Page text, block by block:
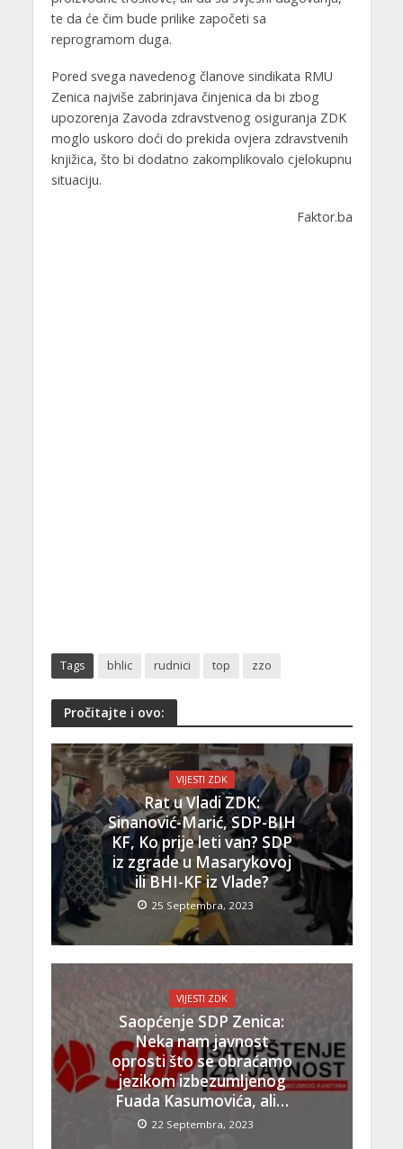
te da će čim bude prilike započeti sa
reprogramom duga.
Pored svega navedenog članove sindikata RMU
Zenica najviše zabrinjava činjenica da bi zbog
upozorenja Zavoda zdravstvenog osiguranja ZDK
moglo uskoro doći do prekida ovjera zdravstvenih
knjižica, što bi dodatno zakomplikovalo cjelokupnu
situaciju.
Faktor.ba
Tags bhlic rudnici top zzo
Pročitajte i ovo:
VIJESTI ZDK
Rat u Vladi ZDK:
Sinanović-Marić, SDP-BIH
KF, Ko prije leti van? SDP
iz zgrade u Masarykovoj
ili BHI-KF iz Vlade?
25 Septembra, 2023
VIJESTI ZDK
Saopćenje SDP Zenica:
Neka nam javnost
oprosti što se obraćamo
jezikom izbezumljenog
Fuada Kasumovića, ali…
22 Septembra, 2023